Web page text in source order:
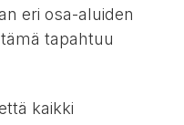
eri osa-aluiden
tapahtuu
kaikki